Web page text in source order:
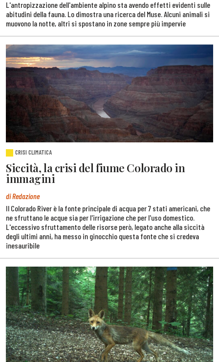
L'antropizzazione dell'ambiente alpino sta avendo effetti evidenti sulle
abitudini della fauna. Lo dimostra una ricerca del Muse. Alcuni animali si
muovono la notte, altri si spostano in zone sempre più impervie
CRISI CLIMATICA
Siccità, la crisi del fiume Colorado in
immagini
di Redazione
Il Colorado River è la fonte principale di acqua per 7 stati americani, che
ne sfruttano le acque sia per l'irrigazione che per l'uso domestico.
L'eccessivo sfruttamento delle risorse però, legato anche alla siccità
degli ultimi anni, ha messo in ginocchio questa fonte che si credeva
inesauribile